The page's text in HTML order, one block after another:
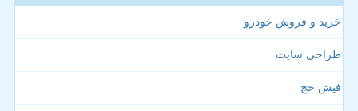
خرید و فروش خودرو
طراحی سایت
فیش حج